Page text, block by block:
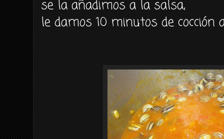
se la añadimos a la salsa,
le damos 10 minutos de